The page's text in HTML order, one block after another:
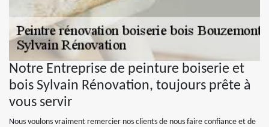
Notre Entreprise de peinture boiserie et
bois Sylvain Rénovation, toujours prête à
vous servir
Nous voulons vraiment remercier nos clients de nous faire confiance et de